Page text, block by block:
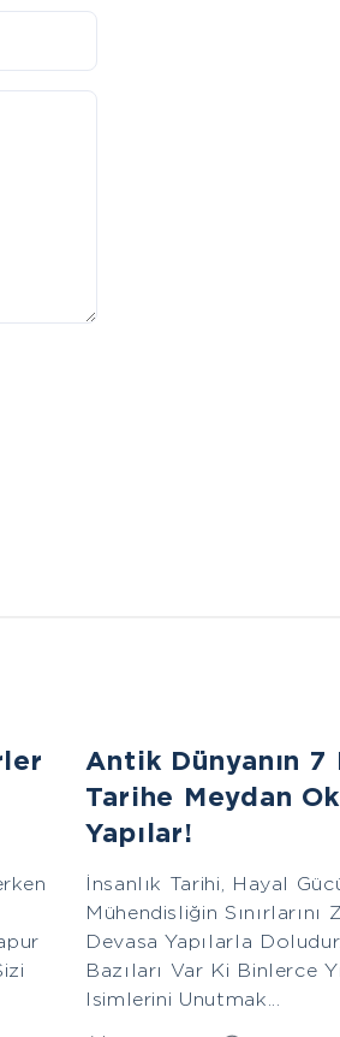
Antik Dünyanın 7
Tarihe Meydan
Yapılar!
İnsanlık Tarihi, Hayal
Mühendisliğin Sınırlarını
Devasa Yapılarla
Bazıları Var Ki Binlerce
Isimlerini Unutmak...